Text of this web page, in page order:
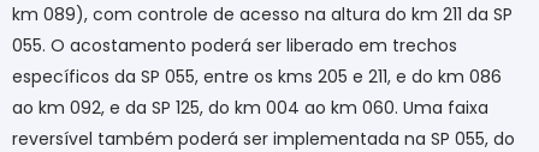
km 089), com controle de acesso na altura do km 211 da SP
055. O acostamento poderá ser liberado em trechos
específicos da SP 055, entre os kms 205 e 211, e do km 086
ao km 092, e da SP 125, do km 004 ao km 060. Uma faixa
reversível também poderá ser implementada na SP 055, do